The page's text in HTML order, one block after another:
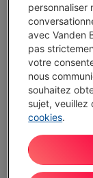
2 ansde
Délai >3 sem.-
€ 499,00
Ou 10
Taux débiteur
personnaliser
avec Vanden
pas
votre
nous
souhaitez
sujet, veuillez
cookies.